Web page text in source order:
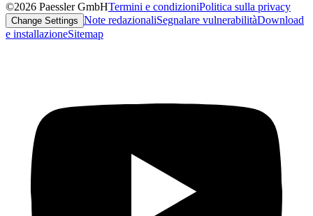
©2026 Paessler GmbHTermini e condizioniPolitica sulla privacy
Change Settings Note redazionaliSegnalare vulnerabilitàDownload
e installazioneSitemap